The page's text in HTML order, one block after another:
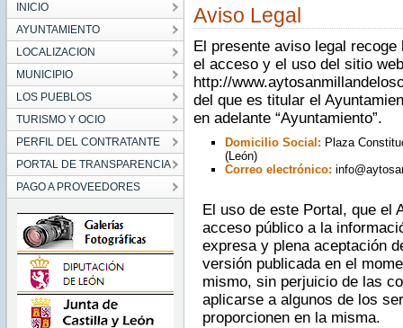
INICIO
AYUNTAMIENTO
LOCALIZACION
MUNICIPIO
LOS PUEBLOS
TURISMO Y OCIO
PERFIL DEL CONTRATANTE
PORTAL DE TRANSPARENCIA
PAGO A PROVEEDORES
Aviso Legal
El presente aviso legal
el acceso y el uso del sitio web
http://
del que es titular el
en adelante “Ayuntamiento”.
Domicilio Social: Plaza
(León)
Correo electrónico:
El uso de este Portal, que el
acceso público a la
expresa y plena aceptación
versión publicada en el
mismo, sin perjuicio de las
aplicarse a algunos de los
proporcionen en la misma.